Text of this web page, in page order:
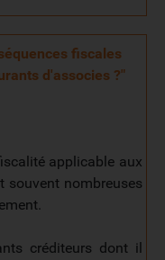
fiscales
d'associes ?"
applicable aux
souvent nombreuses
créditeurs dont il